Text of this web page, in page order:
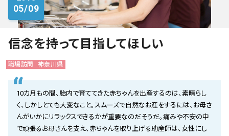
医療系学生記事
健康川柳
DRP医療情報館とは?
会社概要
お知らせ
05/09
信念を持って目指してほしい
職場訪問 神奈川県
10カ月もの間、胎内で育ててきた赤ちゃんを出産するのは、素晴らし
く、しかしとても大変なこと。スムーズで自然なお産をするには、お母さ
んがいかにリラックスできるかが重要なのだそうだ。痛みや不安の中
で頑張るお母さんを支え、赤ちゃんを取り上げる助産師は、女性にし